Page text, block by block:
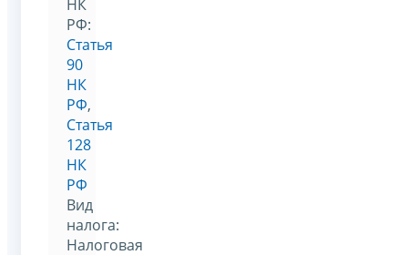
НК
РФ:
Статья
90
НК
РФ,
Статья
128
НК
РФ
Вид
налога:
Налоговая